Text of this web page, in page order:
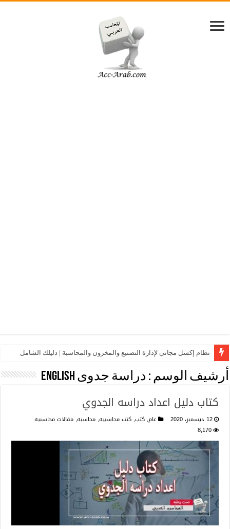
نظام إكسل مجاني لإدارة التصنيع والمخزون والمحاسبة | دليلك الشامل
أرشيف الوسم : دراسة جدوى english
كتاب دليل اعداد دراسه الجدوي
12 ديسمبر، 2020 عام, كتب, كتب محاسبيه, محاسبه, مقالات محاسبيه
8,170